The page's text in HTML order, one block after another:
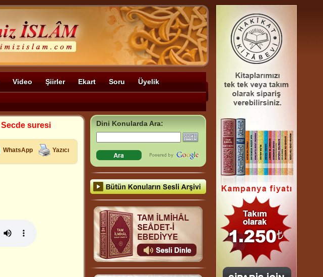
Video Şiirler Ekart Soru Üyelik
Secde suresi
WhatsApp Yazıcı
Dini Konularda Ara: